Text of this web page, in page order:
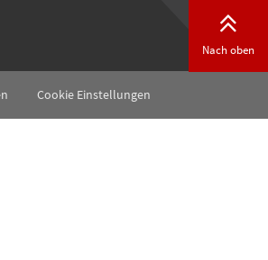
Cookie Einstellungen
Nach oben